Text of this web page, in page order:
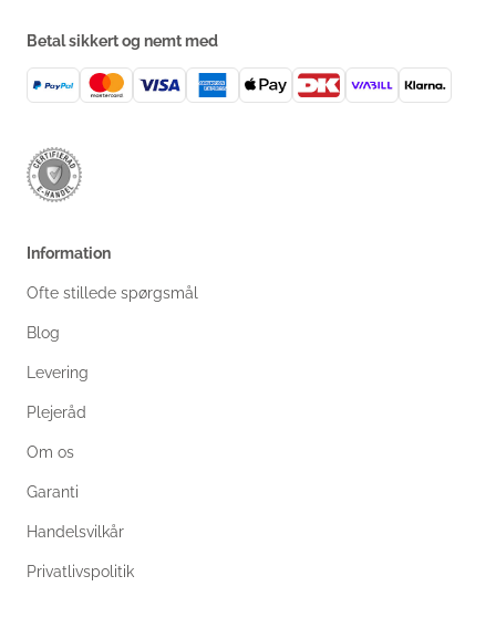
Betal sikkert og nemt med
Information
Ofte stillede spørgsmål
Blog
Levering
Plejeråd
Om os
Garanti
Handelsvilkår
Privatlivspolitik